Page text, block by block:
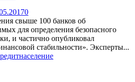
0
свыше 100 банков об
для определения безопасного
и частично опубликовал
стабильности». Эксперты...
население